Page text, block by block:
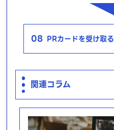
08 PRカードを受け取る
関連コラム